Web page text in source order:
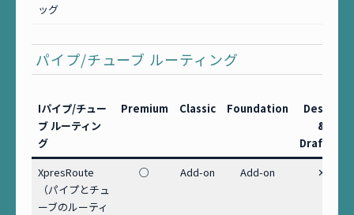
ッグ
パイプ/チューブ ルーティング
Iパイプ/チュー
ブ ルーティン
グ
Premium Classic Foundation
Design
&
Drafting
XpresRoute
（パイプとチュ
ーブのルーティ
○ Add-on Add-on ✕